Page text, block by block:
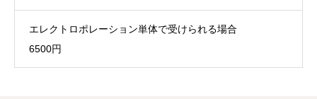
エレクトロポレーション単体で受けられる場合
6500円